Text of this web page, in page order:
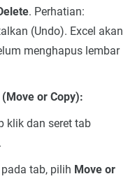
. Perhatian:
(Undo). Excel akan
menghapus lembar
or Copy):
klik dan seret tab
tab, pilih Move or